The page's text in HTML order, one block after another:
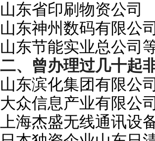
山东省印刷物资公司
山东神州数码有限公司
山东节能实业总公司等
二、曾办理过几十起
山东滨化集团有限公
大众信息产业有限公
上海杰盛无线通讯设